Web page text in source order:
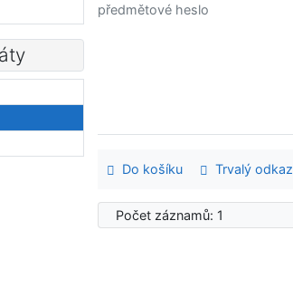
předmětové heslo
Do košíku Trvalý odkaz
Počet záznamů: 1